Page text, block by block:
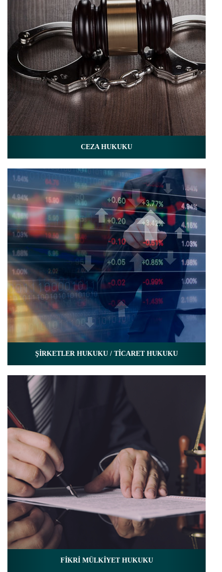
CEZA HUKUKU
ŞİRKETLER HUKUKU / TİCARET HUKUKU
FİKRİ MÜLKİYET HUKUKU